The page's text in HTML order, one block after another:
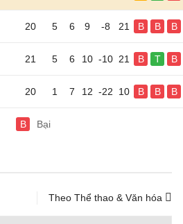
20 5 6 9 -8 21 B B B
21 5 6 10 -10 21 B T B
20 1 7 12 -22 10 B B B
B Bại
Theo Thể thao & Văn hóa